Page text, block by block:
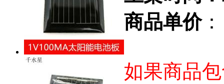
商品单价
如果商品